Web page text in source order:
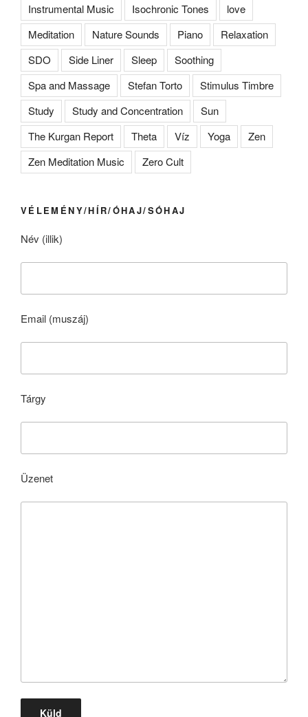
Instrumental Music Isochronic Tones
love
Meditation
Nature Sounds Piano
Relaxation
SDO
Side Liner Sleep
Soothing
Spa and Massage
Stefan Torto
Stimulus Timbre
Study
Study and Concentration
Sun
The Kurgan Report
Theta Víz Yoga
Zen
Zen Meditation Music
Zero Cult
VÉLEMÉNY/HÍR/ÓHAJ/SÓHAJ
Név (illik)
Email (muszáj)
Tárgy
Üzenet